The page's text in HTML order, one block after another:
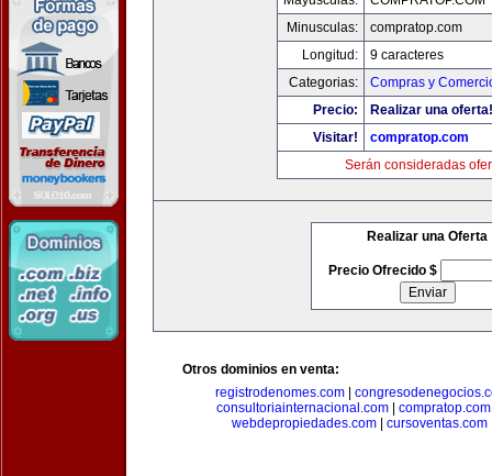
Minusculas:
compratop.com
Longitud:
9 caracteres
Categorias:
Compras y
Precio:
Realizar una oferta!
Visitar!
compratop.com
Serán consideradas
Realizar una Oferta
Precio Ofrecido $
Otros dominios en venta:
registrodenomes.com
consultoriainternacional.com
compratop.com
webdepropiedades.com
cursoventas.com